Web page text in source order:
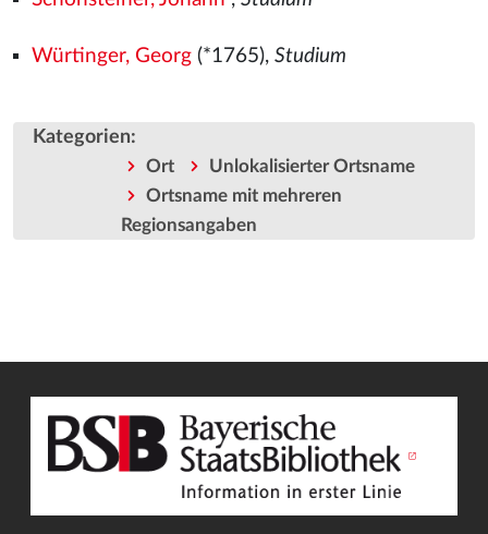
Würtinger, Georg(*1765), Studium
Kategorien:
Ort
Unlokalisierter Ortsname
Ortsname mit mehreren
Regionsangaben